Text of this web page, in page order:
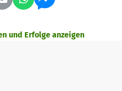
und Erfolge anzeigen